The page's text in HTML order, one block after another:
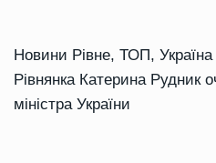
Новини Рівне, ТОП, Україна
Рівнянка Катерина Рудник
міністра України